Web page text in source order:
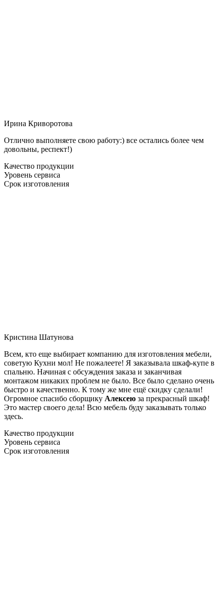
Ирина Криворотова
Отлично выполняете свою работу:) все остались более чем
довольны, респект!)
Качество продукции
Уровень сервиса
Срок изготовления
Кристина Шатунова
Всем, кто еще выбирает компанию для изготовления мебели,
советую Кухни мол! Не пожалеете! Я заказывала шкаф-купе в
спальню. Начиная с обсуждения заказа и заканчивая
монтажом никаких проблем не было. Все было сделано очень
быстро и качественно. К тому же мне ещё скидку сделали!
Огромное спасибо сборщику Алексею за прекрасный шкаф!
Это мастер своего дела! Всю мебель буду заказывать только
здесь.
Качество продукции
Уровень сервиса
Срок изготовления